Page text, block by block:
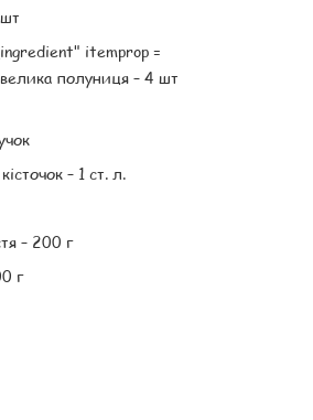
itemprop =
полуниця – 4 шт
– 1 ст. л.
– 200 г
г